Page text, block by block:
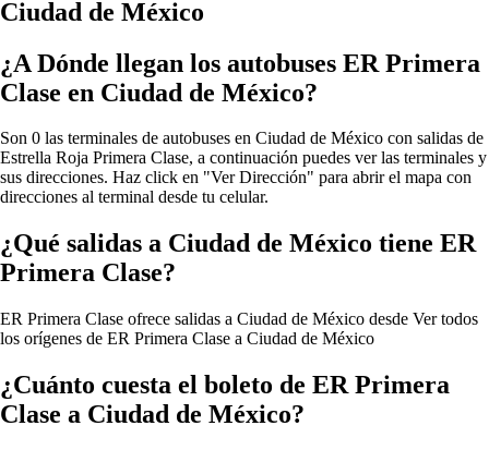
Ciudad de México
¿A Dónde llegan los autobuses ER Primera
Clase en Ciudad de México?
Son 0 las terminales de autobuses en Ciudad de México con salidas de
Estrella Roja Primera Clase, a continuación puedes ver las terminales y
sus direcciones. Haz click en "Ver Dirección" para abrir el mapa con
direcciones al terminal desde tu celular.
¿Qué salidas a Ciudad de México tiene ER
Primera Clase?
ER Primera Clase ofrece salidas a Ciudad de México desde Ver todos
los orígenes de ER Primera Clase a Ciudad de México
¿Cuánto cuesta el boleto de ER Primera
Clase a Ciudad de México?